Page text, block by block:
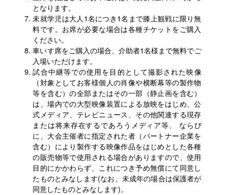
となります。
未就学児は大人1名につき1名まで膝上観戦に限り無
料です。お席が必要な場合は各種チケットをご購入
ください。
車いす席をご購入の場合、介助者1名様まで無料でご
入場いただけます。
試合中継等での使用を目的として撮影された映像
（対象としてお客様個人の肖像や横断幕等の製作物
等を含む）の全部またはその一部（静止画を含む）
は、場内での大型映像装置による放映をはじめ、公
式メディア、テレビニュース、その他関連する現存
または将来存在するであろうメディア等、 ならび
に、大会主催者に指定された者（パートナー企業を
含む）により製作する映像作品をはじめとした各種
の販売物等で使用される場合がありますので、使用
目的にかかわらず、これにつき予め無償にて同意し
たものとみなします(なお、未成年の場合は保護者が
同意したものとみなします)。